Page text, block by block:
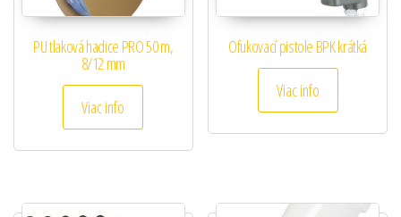
PU tlaková hadice PRO 50 m,
8/12 mm
Viac info
Ofukovací pistole BPK krátká
Viac info